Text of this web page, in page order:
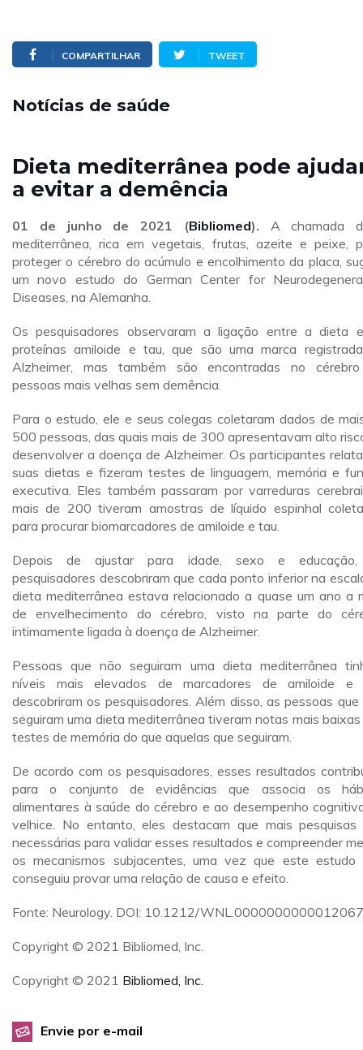
COMPARTILHAR TWEET
Notícias de saúde
Dieta mediterrânea pode
a evitar a demência
01 de junho de 2021 (Bibliomed). A chamada
mediterrânea, rica em vegetais, frutas, azeite e peixe,
proteger o cérebro do acúmulo e encolhimento da placa,
um novo estudo do German Center for
Diseases, na Alemanha.
Os pesquisadores observaram a ligação entre a dieta
proteínas amiloide e tau, que são uma marca
Alzheimer, mas também são encontradas no
pessoas mais velhas sem demência.
Para o estudo, ele e seus colegas coletaram dados de
500 pessoas, das quais mais de 300 apresentavam alto
desenvolver a doença de Alzheimer. Os participantes
suas dietas e fizeram testes de linguagem, memória e
executiva. Eles também passaram por varreduras
mais de 200 tiveram amostras de líquido espinhal
para procurar biomarcadores de amiloide e tau.
Depois de ajustar para idade, sexo e
pesquisadores descobriram que cada ponto inferior na
dieta mediterrânea estava relacionado a quase um ano a
de envelhecimento do cérebro, visto na parte do
intimamente ligada à doença de Alzheimer.
Pessoas que não seguiram uma dieta mediterrânea
níveis mais elevados de marcadores de amiloide e
descobriram os pesquisadores. Além disso, as pessoas que
seguiram uma dieta mediterrânea tiveram notas mais
testes de memória do que aquelas que seguiram.
De acordo com os pesquisadores, esses resultados
para o conjunto de evidências que associa os
alimentares à saúde do cérebro e ao desempenho
velhice. No entanto, eles destacam que mais pesquisas
necessárias para validar esses resultados e compreender
os mecanismos subjacentes, uma vez que este estudo
conseguiu provar uma relação de causa e efeito.
Fonte: Neurology. DOI: 10.1212/
Copyright © 2021 Bibliomed, Inc.
Copyright © 2021 Bibliomed, Inc.
Envie por e-mail